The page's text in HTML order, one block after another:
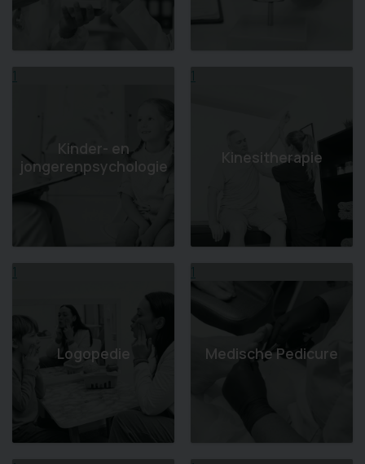
1
Kinder- en
jongerenpsychologie
1
Kinesitherapie
1
Logopedie
1
Medische Pedicure